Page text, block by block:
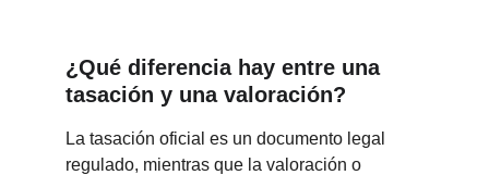
¿Qué diferencia hay entre una
tasación y una valoración?
La tasación oficial es un documento legal
regulado, mientras que la valoración o